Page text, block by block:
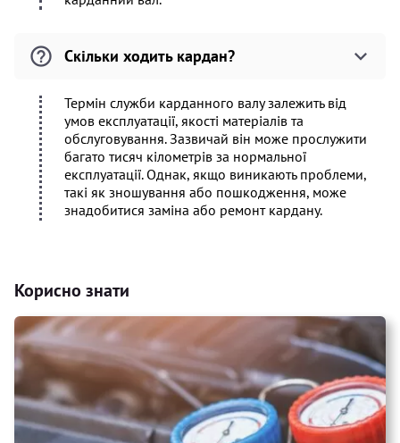
Скільки ходить кардан?
Термін служби карданного валу залежить від
умов експлуатації, якості матеріалів та
обслуговування. Зазвичай він може прослужити
багато тисяч кілометрів за нормальної
експлуатації. Однак, якщо виникають проблеми,
такі як зношування або пошкодження, може
знадобитися заміна або ремонт кардану.
Корисно знати